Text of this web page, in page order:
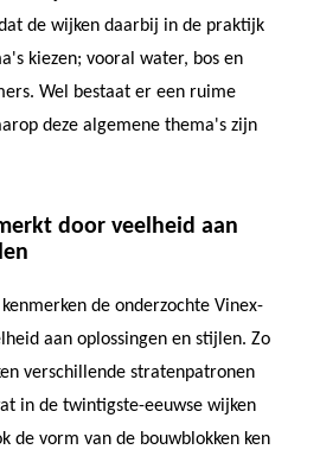
de wijken daarbij in de praktijk
kiezen; vooral water, bos en
Wel bestaat er een ruime
deze algemene thema's zijn
door veelheid aan
de onderzochte Vinex-
aan oplossingen en stijlen. Zo
verschillende stratenpatronen
in de twintigste-eeuwse wijken
de vorm van de bouwblokken ken